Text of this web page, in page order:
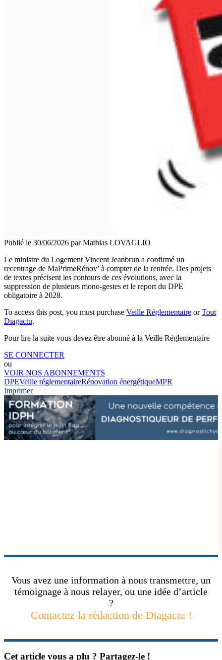
Publié le 30/06/2026 par Mathias LOVAGLIO
Le ministre du Logement Vincent Jeanbrun a confirmé un
recentrage de MaPrimeRénov’ à compter de la rentrée. Des projets
de textes précisent les contours de ces évolutions, avec la
suppression de plusieurs mono-gestes et le report du DPE
obligatoire à 2028.
To access this post, you must purchase Veille Réglementaire orTout
Diagactu.
Pour lire la suite vous devez être abonné à la Veille Réglementaire
SE CONNECTER
ou
VOIR NOS ABONNEMENTS
DPEVeille réglementaireRénovation énergétiqueMPR
Imprimer
Vous avez une information à nous transmettre, un
témoignage à nous relayer, ou une idée d’article
?
Contactez la rédaction de Diagactu !
Cet article vous a plu ? Partagez-le !